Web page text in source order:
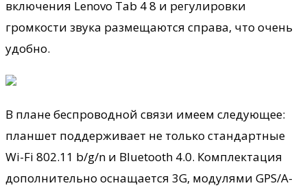
включения Lenovo Tab 4 8 и регулировки
громкости звука размещаются справа, что очень
удобно.
В плане беспроводной связи имеем следующее:
планшет поддерживает не только стандартные
Wi-Fi 802.11 b/g/n и Bluetooth 4.0. Комплектация
дополнительно оснащается 3G, модулями GPS/A-